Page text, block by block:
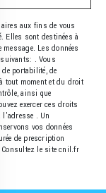
aux fins de vous
Elles sont destinées à
Les données
suivants: . Vous
de portabilité, de
tout moment et du droit
ainsi que
exercer ces droits
l'adresse . Un
vos données
de prescription
Consultez le site cnil.fr